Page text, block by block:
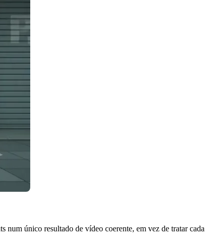
num único resultado de vídeo coerente, em vez de tratar cada